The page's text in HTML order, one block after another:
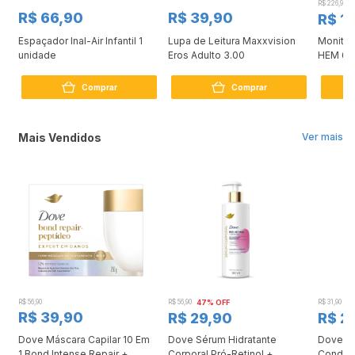
R$ 66,90
Espaçador Inal-Air Infantil 1
unidade
Comprar
R$ 39,90
Lupa de Leitura Maxxvision
Eros Adulto 3.00
Comprar
R$ 226,90
R$
Monitor
HEM
Ver mais
Mais Vendidos
R$ 56,90
R$ 39,90
Dove Máscara Capilar 10 Em
R$ 56,90 47% OFF
R$ 29,90
Dove Sérum Hidratante
R$ 31,90
R$
Dove